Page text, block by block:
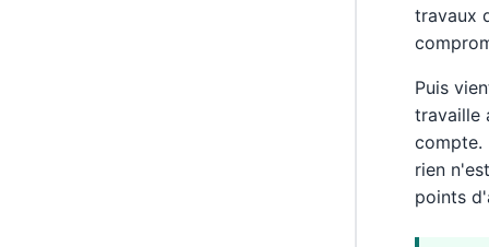
travaux
Puis
travaille
compte.
rien
points